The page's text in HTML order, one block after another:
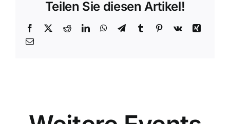
Teilen Sie diesen Artikel!
Facebook RedditLinkedInWhatsApp
TelegramTumblr Pinterest
Vk
Xing
E-